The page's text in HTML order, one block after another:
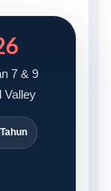
7 & 9
Valley